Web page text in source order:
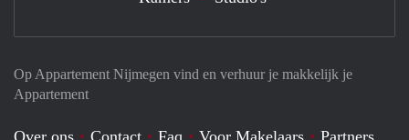
Op Appartement Nijmegen vind en verhuur je makkelijk je
Appartement
Over ons Contact Faq Voor Makelaars Partners